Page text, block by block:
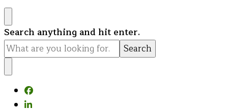
Looking
for
Something?
Search anything and hit enter.